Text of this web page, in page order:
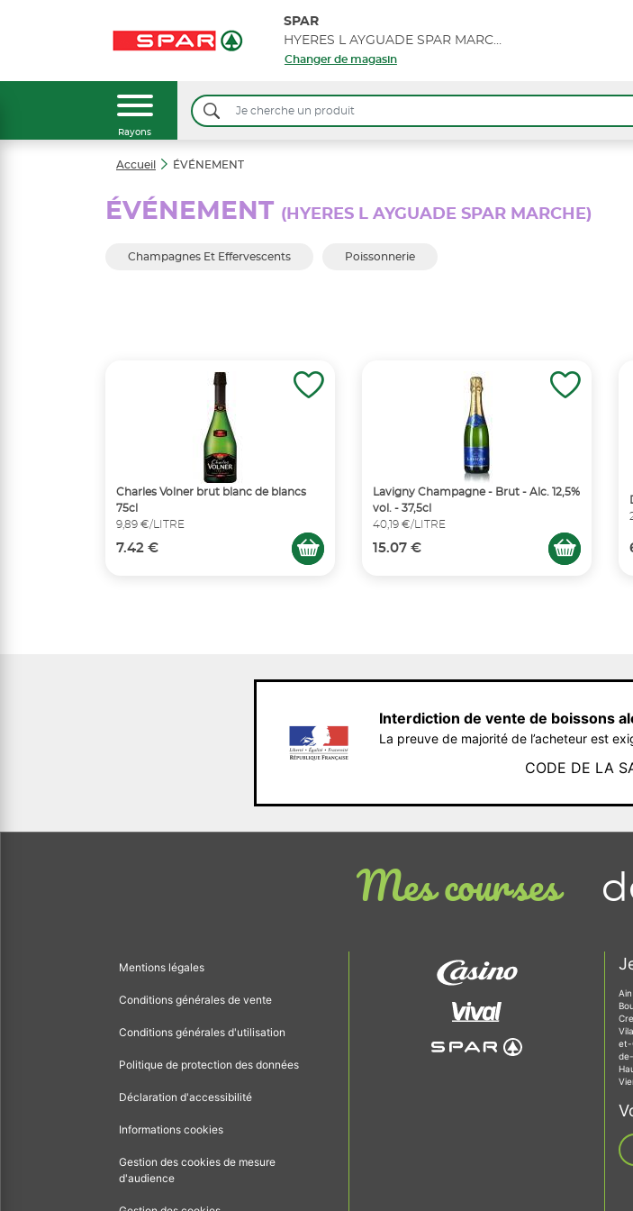
SPAR
HYERES L AYGUADE SPAR MARCHE
Changer de magasin
Rayons
Accueil ÉVÉNEMENT
ÉVÉNEMENT (HYERES L AYGUADE SPAR MARCHE)
Champagnes Et Effervescents Poissonnerie
Charles Volner brut blanc de blancs
75cl
9,89 €/LITRE
7.42 €
Lavigny Champagne - Brut - Alc. 12,5%
vol. - 37,5cl
40,19 €/LITRE
15.07 €
Interdiction de vente de boissons
La preuve de majorité de l’acheteur est
CODE DE LA
Mes courses
Mentions légales
Conditions générales de vente
Conditions générales d'utilisation
Politique de protection des données
Déclaration d'accessibilité
Informations cookies
Gestion des cookies de mesure
d'audience
Ain
et-